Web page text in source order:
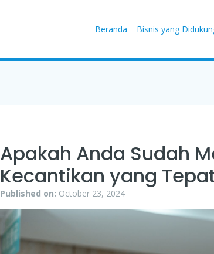
Beranda Bisnis yang
Apakah Anda Sudah
Kecantikan yang
Published on: October 23, 2024